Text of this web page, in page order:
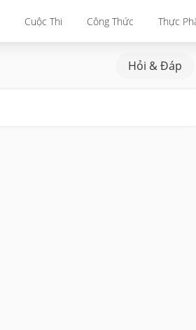
Cuộc Thi Công Thức Thực
Hỏi & Đáp